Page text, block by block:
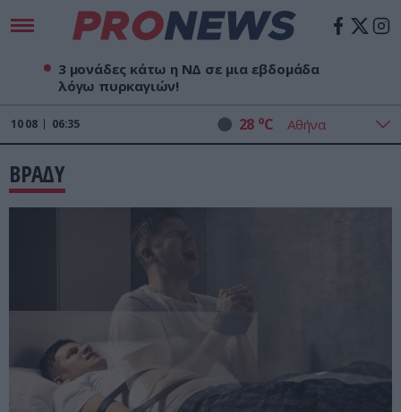
3 μονάδες κάτω η ΝΔ σε μια εβδομάδα
λόγω πυρκαγιών!
10 08 06:35 28 oC
ΒΡΑΔΥ